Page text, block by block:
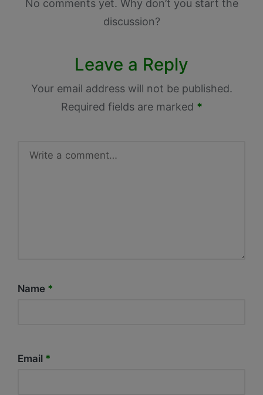
No comments yet. Why don’t you start the
discussion?
Leave a Reply
Your email address will not be published.
Required fields are marked *
Name *
Email *